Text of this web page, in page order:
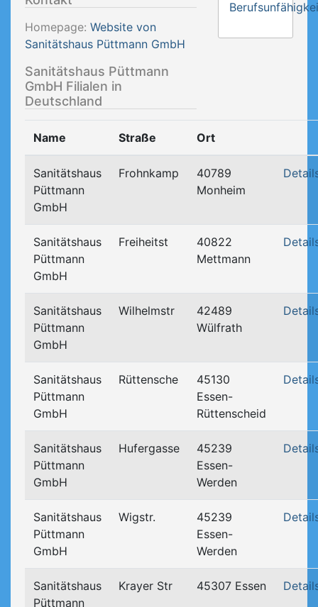
Homepage: Website von
Sanitätshaus Püttmann GmbH
Sanitätshaus Püttmann
GmbH Filialen in
Deutschland
Name Straße Ort
Sanitätshaus
Püttmann
GmbH
Frohnkamp
40789
Monheim
Sanitätshaus
Püttmann
GmbH
Freiheitst
40822
Mettmann
Sanitätshaus
Püttmann
GmbH
Wilhelmstr
42489
Wülfrath
Sanitätshaus
Püttmann
GmbH
Rüttensche
45130
Essen-
Rüttenscheid
Sanitätshaus
Püttmann
GmbH
Hufergasse
45239
Essen-
Werden
Sanitätshaus
Püttmann
GmbH
Wigstr.
45239
Essen-
Werden
Sanitätshaus
Püttmann
Krayer Str 45307 Essen